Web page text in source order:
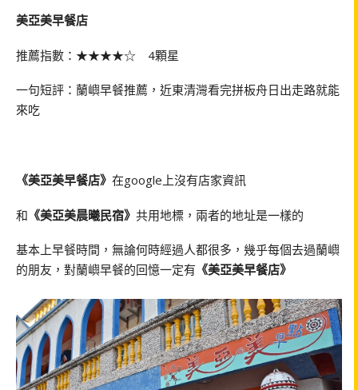
美亞美早餐店
推薦指數：★★★★☆ 4顆星
一句短評：蘭嶼早餐推薦，近東清灣看完拼板舟日出走路就能
來吃
《美亞美早餐店》 在google上沒有店家資訊
和 《美亞美晨曦民宿》 共用地標，兩者的地址是一樣的
基本上早餐時間，無論何時經過人都很多，幾乎每個去過蘭嶼
的朋友，對蘭嶼早餐的回憶一定有 《美亞美早餐店》